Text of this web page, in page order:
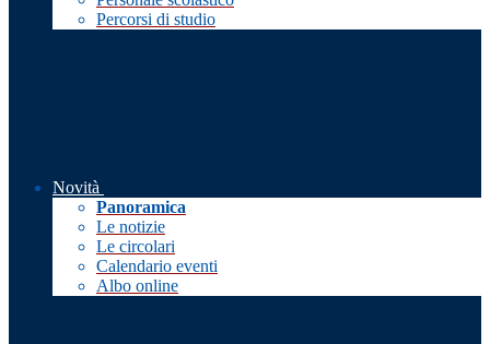
Percorsi di studio
Novità
Panoramica
Le notizie
Le circolari
Calendario eventi
Albo online